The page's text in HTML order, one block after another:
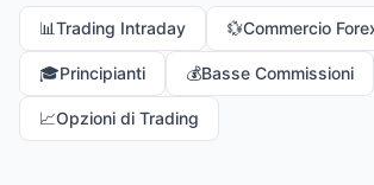
📊Trading Intraday 💱Commercio
🎓Principianti 💰Basse Commissioni
📈Opzioni di Trading